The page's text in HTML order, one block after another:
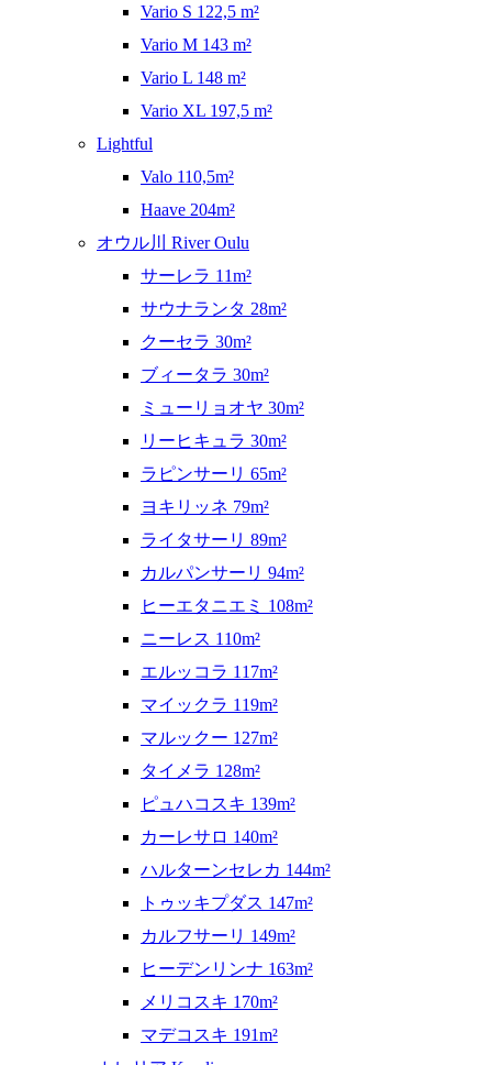
Vario S 122,5 m²
Vario M 143 m²
Vario L 148 m²
Vario XL 197,5 m²
Lightful
Valo 110,5m²
Haave 204m²
オウル川 River Oulu
サーレラ 11m²
サウナランタ 28m²
クーセラ 30m²
ブィータラ 30m²
ミューリョオヤ 30m²
リーヒキュラ 30m²
ラピンサーリ 65m²
ヨキリッネ 79m²
ライタサーリ 89m²
カルパンサーリ 94m²
ヒーエタニエミ 108m²
ニーレス 110m²
エルッコラ 117m²
マイックラ 119m²
マルックー 127m²
タイメラ 128m²
ピュハコスキ 139m²
カーレサロ 140m²
ハルターンセレカ 144m²
トゥッキプダス 147m²
カルフサーリ 149m²
ヒーデンリンナ 163m²
メリコスキ 170m²
マデコスキ 191m²